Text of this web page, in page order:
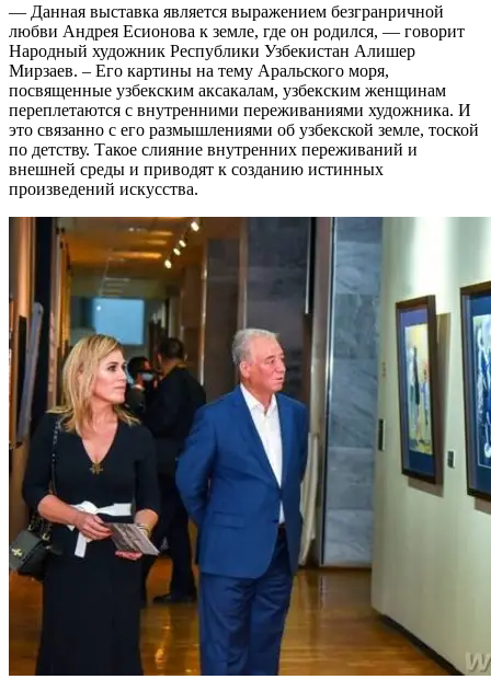
— Данная выставка является выражением безгранричной
любви Андрея Есионова к земле, где он родился, — говорит
Народный художник Республики Узбекистан Алишер
Мирзаев. – Его картины на тему Аральского моря,
посвященные узбекским аксакалам, узбекским женщинам
переплетаются с внутренними переживаниями художника. И
это связанно с его размышлениями об узбекской земле, тоской
по детству. Такое слияние внутренних переживаний и
внешней среды и приводят к созданию истинных
произведений искусства.